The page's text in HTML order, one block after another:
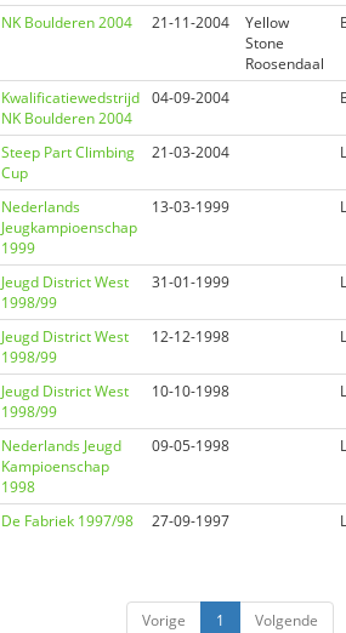
NK Boulderen 2004 21-11-2004
Yellow
Stone
Roosendaal
Kwalificatiewedstrijd
NK Boulderen 2004
04-09-2004
Steep Part Climbing
Cup
21-03-2004
Nederlands
Jeugkampioenschap
1999
13-03-1999
Jeugd District West
1998/99
31-01-1999
Jeugd District West
1998/99
12-12-1998
Jeugd District West
1998/99
10-10-1998
Nederlands Jeugd
Kampioenschap
1998
09-05-1998
De Fabriek 1997/98 27-09-1997
Vorige
1 Volgende